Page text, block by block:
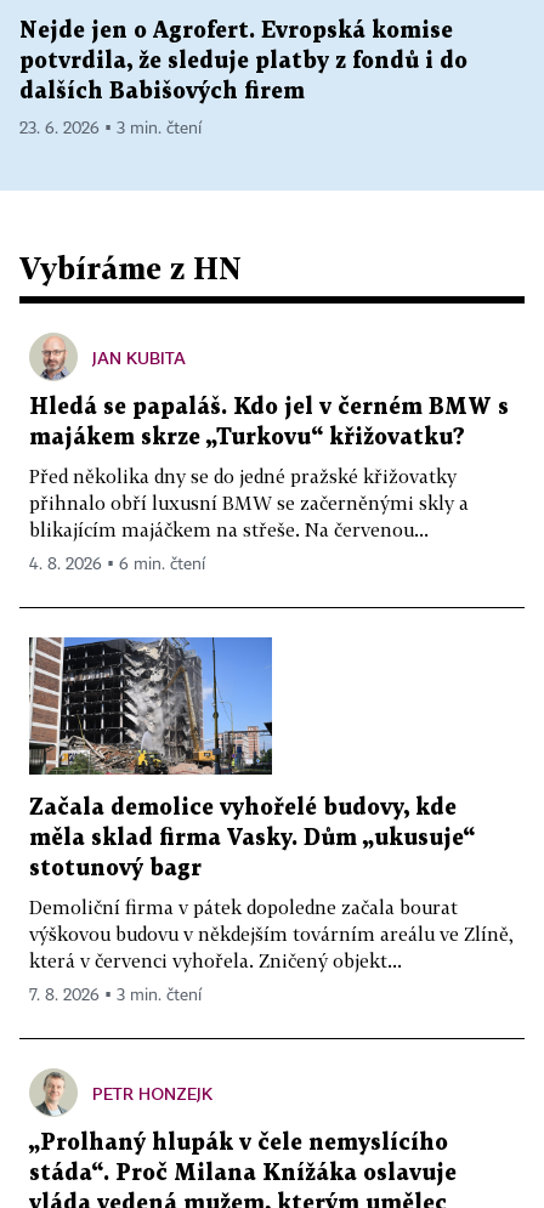
Nejde jen o Agrofert. Evropská komise
potvrdila, že sleduje platby z fondů i do
dalších Babišových firem
23. 6. 2026 ▪ 3 min. čtení
Vybíráme z HN
JAN KUBITA
Hledá se papaláš. Kdo jel v černém BMW s
majákem skrze „Turkovu“ křižovatku?
Před několika dny se do jedné pražské křižovatky
přihnalo obří luxusní BMW se začerněnými skly a
blikajícím majáčkem na střeše. Na červenou...
4. 8. 2026 ▪ 6 min. čtení
Začala demolice vyhořelé budovy, kde
měla sklad firma Vasky. Dům „ukusuje“
stotunový bagr
Demoliční firma v pátek dopoledne začala bourat
výškovou budovu v někdejším továrním areálu ve Zlíně,
která v červenci vyhořela. Zničený objekt...
7. 8. 2026 ▪ 3 min. čtení
PETR HONZEJK
„Prolhaný hlupák v čele nemyslícího
stáda“. Proč Milana Knížáka oslavuje
vláda vedená mužem, kterým umělec